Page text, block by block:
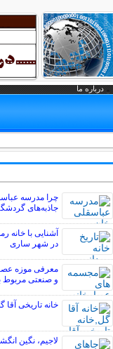
درباره ما
چرا مدرسه
جاذبه‌های
آشنایی با خانه
در شهر ساری
معرفی موزه
و صنعتی مربوط
خانه تاریخی آقا
لاجیم، نگین